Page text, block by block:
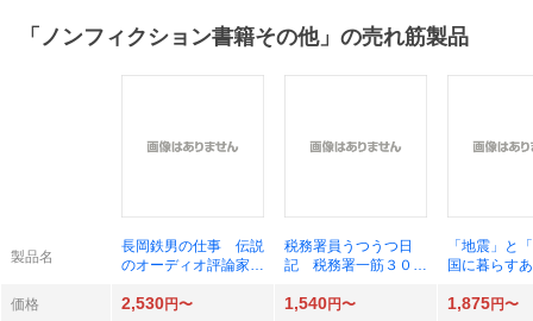
「 ノンフィクション書籍その他」の売れ筋製品
製品名
長岡鉄男の仕事 伝説
のオーディオ評論家そ
ス 長岡鉄男／著
税務署員うつうつ日
記 税務署一筋３０
調査、激務でうつにな
「地震」と
国に暮らす
教室 鎌田浩
価格 2,530円〜 1,540円〜 1,875円〜